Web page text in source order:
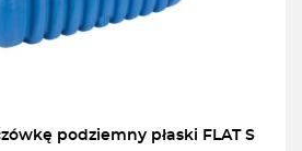
podziemny płaski FLAT S